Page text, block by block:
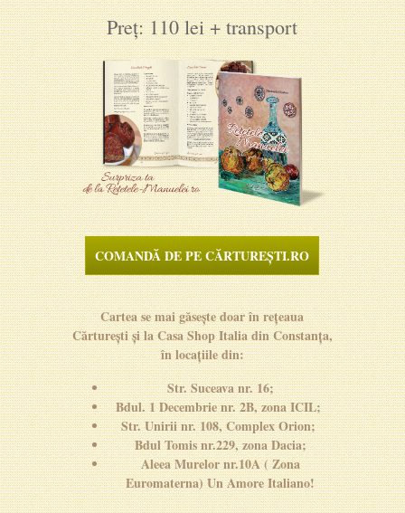
Preț: 110 lei + transport
COMANDĂ DE PE CĂRTUREȘTI.RO
Cartea se mai găsește doar în rețeaua
Cărturești și la Casa Shop Italia din Constanța,
în locațiile din:
Str. Suceava nr. 16;
Bdul. 1 Decembrie nr. 2B, zona ICIL;
Str. Unirii nr. 108, Complex Orion;
Bdul Tomis nr.229, zona Dacia;
Aleea Murelor nr.10A ( Zona
Euromaterna) Un Amore Italiano!